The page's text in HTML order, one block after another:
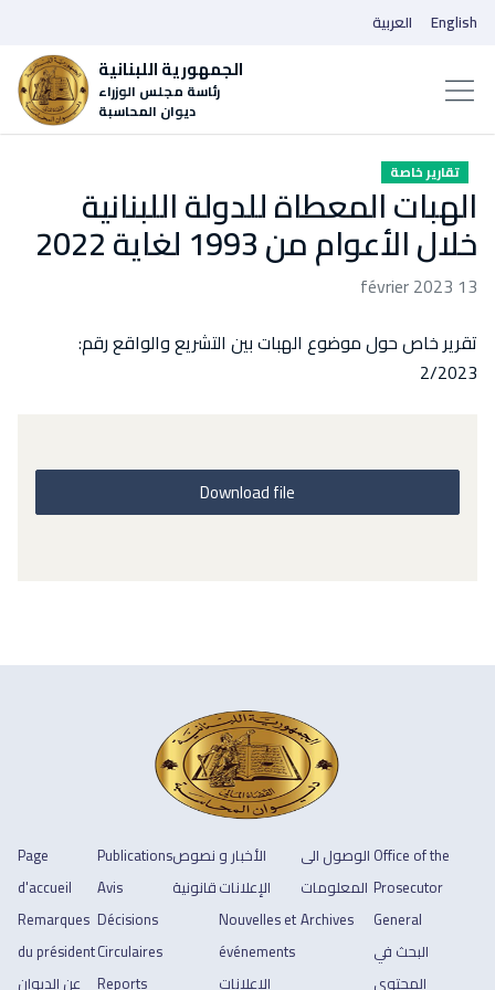
الجمهورية اللبنانية
رئاسة مجلس الوزراء
ديوان المحاسبة
العربية English
تقارير خاصة
الهبات المعطاة للدولة اللبنانية
خلال الأعوام من 1993 لغاية 2022
13 février 2023
تقرير خاص حول موضوع الهبات بين التشريع والواقع رقم:
2/2023
Download file
Page
d'accueil
Remarques
du président
عن الديوان
Publications
Avis
Décisions
Circulaires
Reports
نصوص
قانونية
الأخبار و
الإعلانات
Nouvelles et
événements
الإعلانات
الوصول الى
المعلومات
Archives
Office of the
Prosecutor
General
البحث في
المحتوى